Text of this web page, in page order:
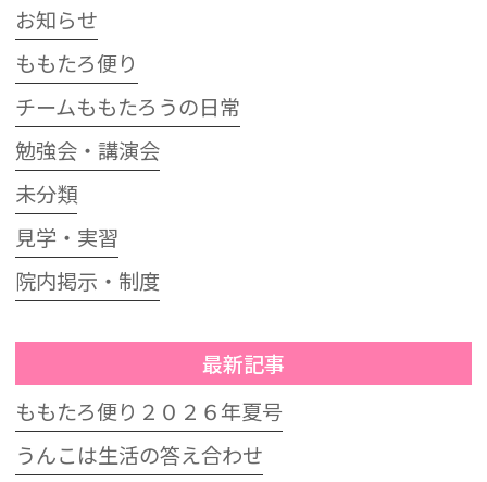
お知らせ
ももたろ便り
チームももたろうの日常
勉強会・講演会
未分類
見学・実習
院内掲示・制度
最新記事
ももたろ便り２０２６年夏号
うんこは生活の答え合わせ